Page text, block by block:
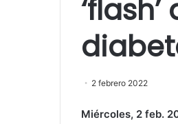
2 febrero 2022
Miércoles, 2 feb.